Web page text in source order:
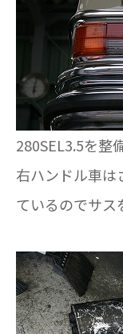
280SEL3.5を整
右ハンドル車は
ているのでサス